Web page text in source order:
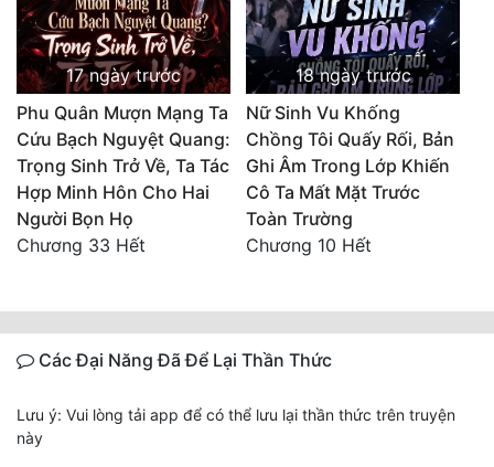
17 ngày trước
Phu Quân Mượn Mạng Ta
Cứu Bạch Nguyệt Quang:
Trọng Sinh Trở Về, Ta Tác
Hợp Minh Hôn Cho Hai
Người Bọn Họ
Chương 33 Hết
18 ngày trước
Nữ Sinh Vu Khống
Chồng Tôi Quấy Rối, Bản
Ghi Âm Trong Lớp Khiến
Cô Ta Mất Mặt Trước
Toàn Trường
Chương 10 Hết
Các Đại Năng Đã Để Lại Thần Thức
Lưu ý: Vui lòng tải app để có thể lưu lại thần thức trên truyện
này